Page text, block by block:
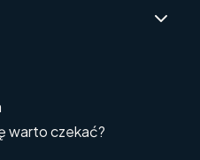
warto czekać?